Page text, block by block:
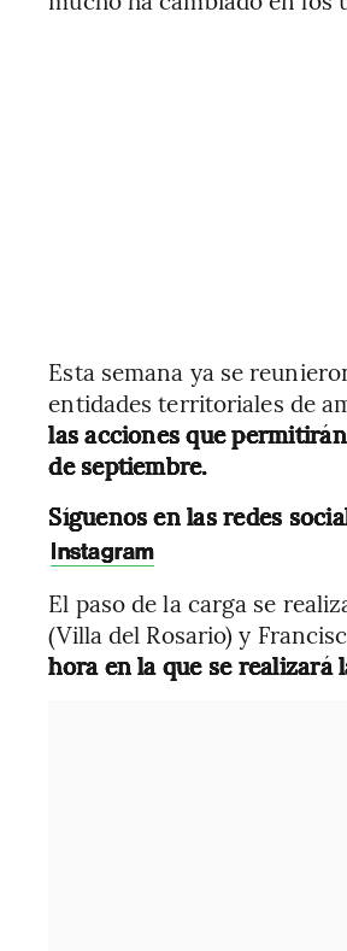
Esta semana ya se
entidades territoriales de
las acciones que
de septiembre.
Síguenos en las redes
Instagram
El paso de la carga se
(Villa del Rosario) y
hora en la que se